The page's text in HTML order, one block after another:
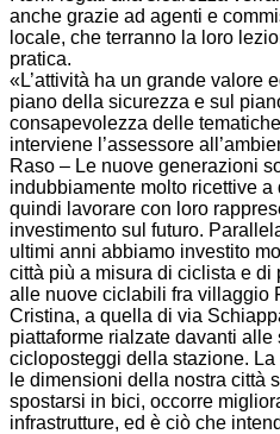
anche grazie ad agenti e
locale, che terranno la loro
pratica.
«L’attività ha un grande valore
piano della sicurezza e sul
consapevolezza delle
interviene l’assessore
Raso – Le nuove generazioni
indubbiamente molto ricettive a
quindi lavorare con loro
investimento sul futuro.
ultimi anni abbiamo investito
città più a misura di ciclista e di
alle nuove ciclabili fra villaggio
Cristina, a quella di via
piattaforme rialzate davanti alle
cicloposteggi della stazione.
le dimensioni della nostra città
spostarsi in bici, occorre
infrastrutture, ed è ciò che